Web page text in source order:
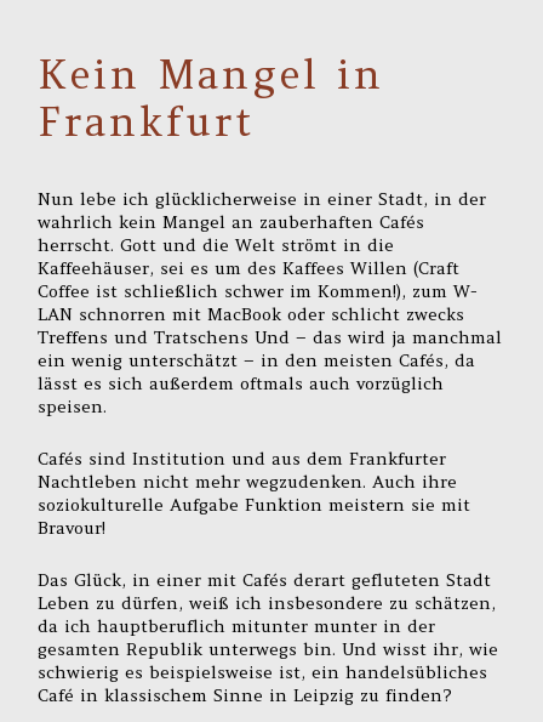
Kein Mangel in
Frankfurt
Nun lebe ich glücklicherweise in einer Stadt, in der
wahrlich kein Mangel an zauberhaften Cafés
herrscht. Gott und die Welt strömt in die
Kaffeehäuser, sei es um des Kaffees Willen (Craft
Coffee ist schließlich schwer im Kommen!), zum W-
LAN schnorren mit MacBook oder schlicht zwecks
Treffens und Tratschens Und – das wird ja manchmal
ein wenig unterschätzt – in den meisten Cafés, da
lässt es sich außerdem oftmals auch vorzüglich
speisen.
Cafés sind Institution und aus dem Frankfurter
Nachtleben nicht mehr wegzudenken. Auch ihre
soziokulturelle Aufgabe Funktion meistern sie mit
Bravour!
Das Glück, in einer mit Cafés derart gefluteten Stadt
Leben zu dürfen, weiß ich insbesondere zu schätzen,
da ich hauptberuflich mitunter munter in der
gesamten Republik unterwegs bin. Und wisst ihr, wie
schwierig es beispielsweise ist, ein handelsübliches
Café in klassischem Sinne in Leipzig zu finden?